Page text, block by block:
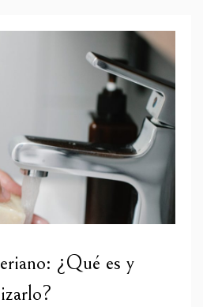
¿Qué es y